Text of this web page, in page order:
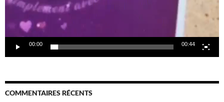
00:00 00:44
COMMENTAIRES RÉCENTS